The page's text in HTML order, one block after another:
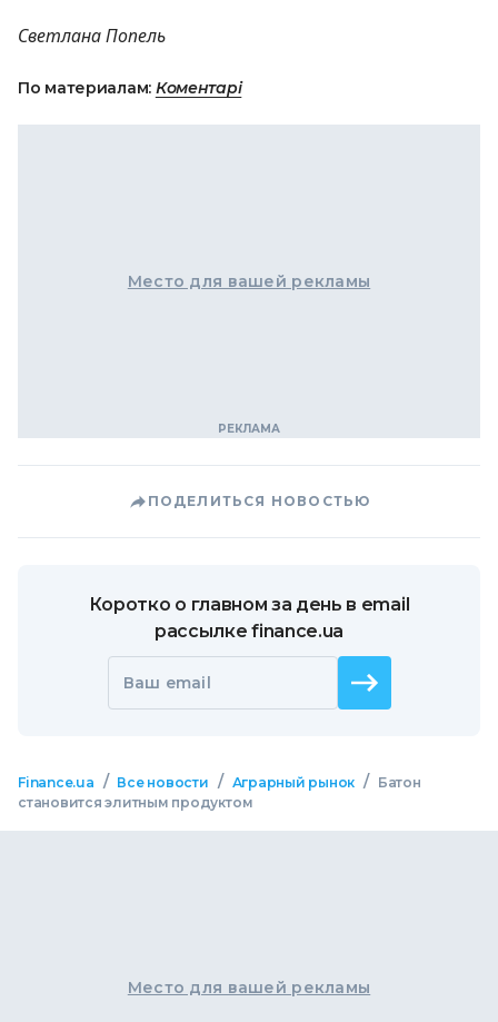
Светлана Попель
По материалам: Коментарі
Место для вашей рекламы
ПОДЕЛИТЬСЯ НОВОСТЬЮ
Коротко о главном за день в email
рассылке finance.ua
Ваш email
Finance.ua / Все новости / Аграрный рынок /
Батон
становится элитным продуктом
Место для вашей рекламы